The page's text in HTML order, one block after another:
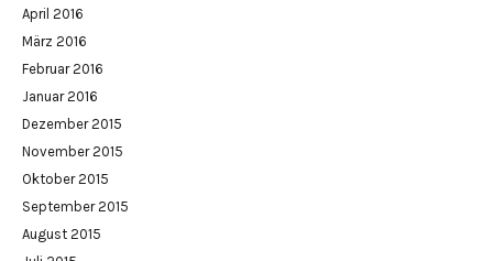
April 2016
März 2016
Februar 2016
Januar 2016
Dezember 2015
November 2015
Oktober 2015
September 2015
August 2015